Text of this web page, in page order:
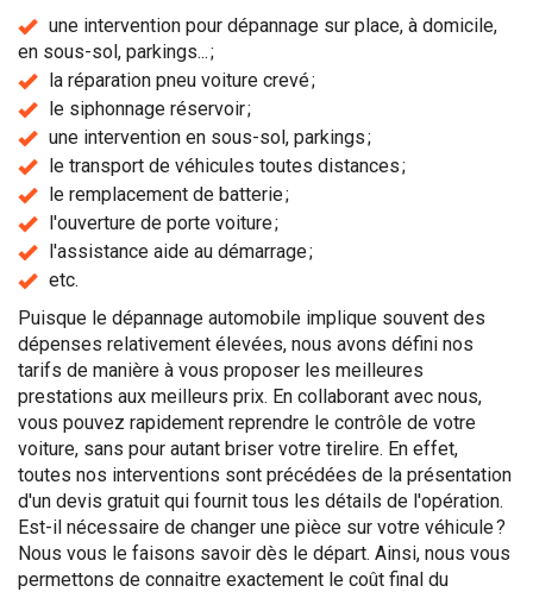
une intervention pour dépannage sur place, à domicile,
en sous-sol, parkings... ;
la réparation pneu voiture crevé ;
le siphonnage réservoir ;
une intervention en sous-sol, parkings ;
le transport de véhicules toutes distances ;
le remplacement de batterie ;
l'ouverture de porte voiture ;
l'assistance aide au démarrage ;
etc.
Puisque le dépannage automobile implique souvent des
dépenses relativement élevées, nous avons défini nos
tarifs de manière à vous proposer les meilleures
prestations aux meilleurs prix. En collaborant avec nous,
vous pouvez rapidement reprendre le contrôle de votre
voiture, sans pour autant briser votre tirelire. En effet,
toutes nos interventions sont précédées de la présentation
d'un devis gratuit qui fournit tous les détails de l'opération.
Est-il nécessaire de changer une pièce sur votre véhicule ?
Nous vous le faisons savoir dès le départ. Ainsi, nous vous
permettons de connaitre exactement le coût final du